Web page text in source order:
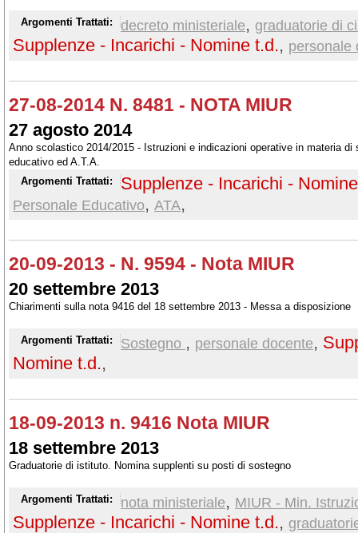
Argomenti Trattati: decreto ministeriale, graduatorie di
Supplenze - Incarichi - Nomine t.d., personale
27-08-2014 N. 8481 - NOTA MIUR
27 agosto 2014
Anno scolastico 2014/2015 - Istruzioni e indicazioni operative in materia di
educativo ed A.T.A.
Argomenti Trattati:
Supplenze - Incarichi -
Personale Educativo, ATA,
20-09-2013 - N. 9594 - Nota MIUR
20 settembre 2013
Chiarimenti sulla nota 9416 del 18 settembre 2013 - Messa a disposizione
Argomenti Trattati: Sostegno , personale docente,
Nomine t.d.,
18-09-2013 n. 9416 Nota MIUR
18 settembre 2013
Graduatorie di istituto. Nomina supplenti su posti di sostegno
Argomenti Trattati: nota ministeriale, MIUR - Min.
Supplenze - Incarichi - Nomine t.d.,